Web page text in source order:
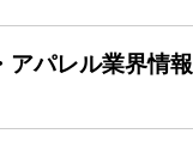
アパレル業界情報